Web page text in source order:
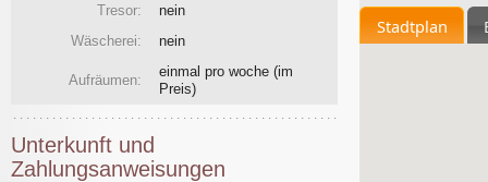
Stadtplan
Tresor:
nein
Wäscherei:
nein
Aufräumen:
einmal pro woche (im
Preis)
Unterkunft und
Zahlungsanweisungen